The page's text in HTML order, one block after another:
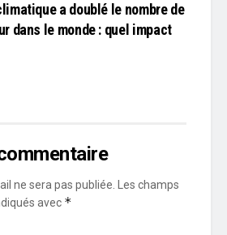
a doublé le nombre de
dans le monde : quel impact
ne sera pas publiée. Les champs
avec *